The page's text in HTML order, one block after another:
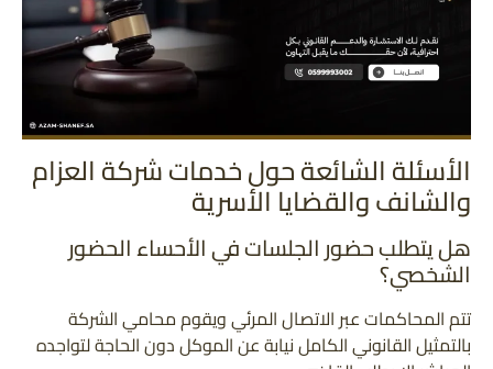
الأسئلة الشائعة حول خدمات شركة العزام
والشانف والقضايا الأسرية
هل يتطلب حضور الجلسات في الأحساء الحضور
الشخصي؟
تتم المحاكمات عبر الاتصال المرئي ويقوم محامي الشركة
بالتمثيل القانوني الكامل نيابة عن الموكل دون الحاجة لتواجده